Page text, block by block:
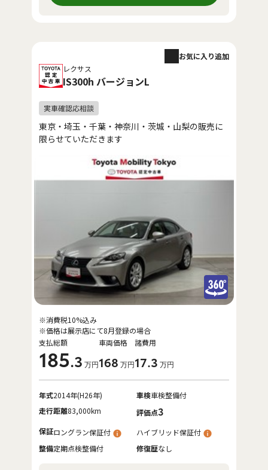
レクサス
IS300h バージョンL
お気に入り追加
東京・埼玉・千葉・神奈川・茨城・山梨の販売に
限らせていただきます
支払総額
185.3 万円
車両価格
168 万円
諸費用
17.3 万円
※消費税10%込み
※価格は展示店にて8月登録の場合
年式2014年(H26年) 車検車検整備付
走行距離83,000km 評価点3
保証ロングラン保証付
ハイブリッド保証付
整備定期点検整備付 修復歴なし